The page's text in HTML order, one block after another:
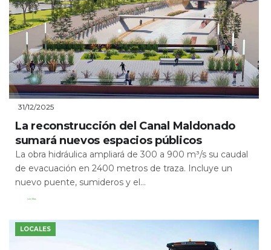
31/12/2025
La reconstrucción del Canal Maldonado
sumará nuevos espacios públicos
La obra hidráulica ampliará de 300 a 900 m³/s su caudal
de evacuación en 2400 metros de traza. Incluye un
nuevo puente, sumideros y el...
Leer Más
LOCALES